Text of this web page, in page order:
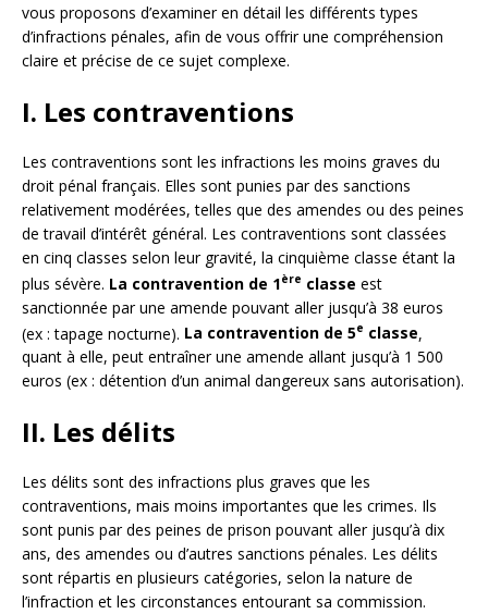
vous proposons d’examiner en détail les différents types
d’infractions pénales, afin de vous offrir une compréhension
claire et précise de ce sujet complexe.
I. Les contraventions
Les contraventions sont les infractions les moins graves du
droit pénal français. Elles sont punies par des sanctions
relativement modérées, telles que des amendes ou des peines
de travail d’intérêt général. Les contraventions sont classées
en cinq classes selon leur gravité, la cinquième classe étant la
plus sévère. La contravention de 1ère classe est
sanctionnée par une amende pouvant aller jusqu’à 38 euros
(ex : tapage nocturne). La contravention de 5e classe,
quant à elle, peut entraîner une amende allant jusqu’à 1 500
euros (ex : détention d’un animal dangereux sans autorisation).
II. Les délits
Les délits sont des infractions plus graves que les
contraventions, mais moins importantes que les crimes. Ils
sont punis par des peines de prison pouvant aller jusqu’à dix
ans, des amendes ou d’autres sanctions pénales. Les délits
sont répartis en plusieurs catégories, selon la nature de
l’infraction et les circonstances entourant sa commission.